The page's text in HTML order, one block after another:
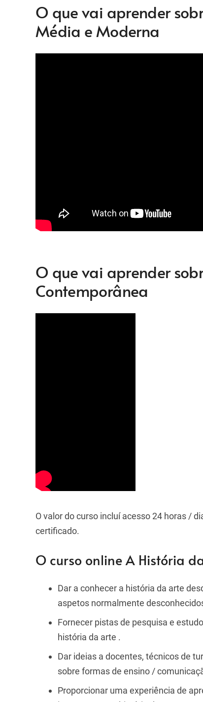
O que vai aprender
Média e Moderna
O que vai aprender
Contemporânea
O valor do curso incluí acesso 24 horas /
certificado.
O curso online A História
Dar a conhecer a história da arte
aspetos normalmente
Fornecer pistas de pesquisa e
história da arte .
Dar ideias a docentes, técnicos de
sobre formas de ensino /
Proporcionar uma experiência de